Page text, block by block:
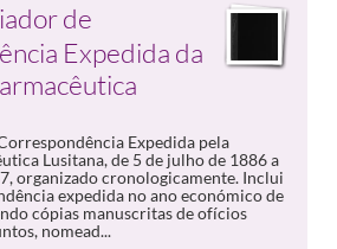
de
Expedida da
Expedida pela
Lusitana, de 5 de julho de 1886 a
organizado cronologicamente. Inclui
expedida no ano económico de
cópias manuscritas de ofícios
nomead...